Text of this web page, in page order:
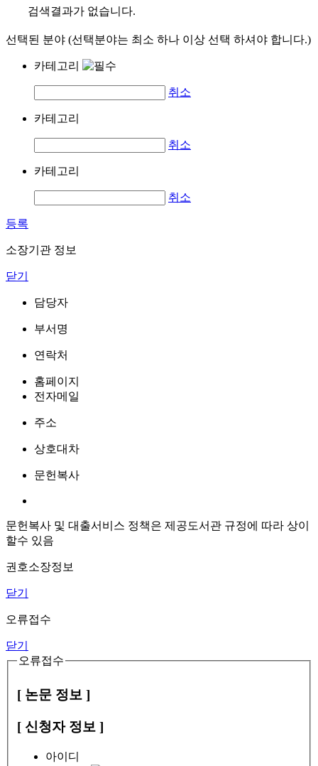
검색결과가 없습니다.
선택된 분야 (선택분야는 최소 하나 이상 선택 하셔야 합니다.)
카테고리
취소
카테고리
취소
카테고리
취소
등록
소장기관 정보
닫기
담당자
부서명
연락처
홈페이지
전자메일
주소
상호대차
문헌복사
문헌복사 및 대출서비스 정책은 제공도서관 규정에 따라 상이
할수 있음
권호소장정보
닫기
오류접수
닫기
오류접수
[ 논문 정보 ]
[ 신청자 정보 ]
아이디